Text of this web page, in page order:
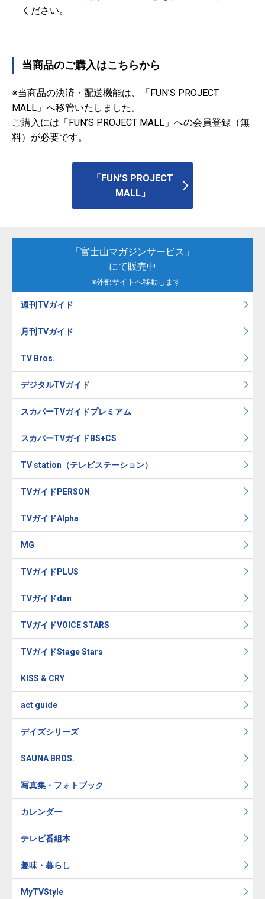
ください。
当商品のご購入はこちらから
※当商品の決済・配送機能は、「FUN’S PROJECT
MALL」へ移管いたしました。
ご購入には「FUN’S PROJECT MALL」への会員登録（無
料）が必要です。
「FUN’S PROJECT
MALL」
「富士山マガジンサービス」
にて販売中
※外部サイトへ移動します
週刊TVガイド
月刊TVガイド
TV Bros.
デジタルTVガイド
スカパーTVガイドプレミアム
スカパーTVガイドBS+CS
TV station（テレビステーション）
TVガイドPERSON
TVガイドAlpha
MG
TVガイドPLUS
TVガイドdan
TVガイドVOICE STARS
TVガイドStage Stars
KISS & CRY
act guide
デイズシリーズ
SAUNA BROS.
写真集・フォトブック
カレンダー
テレビ番組本
趣味・暮らし
MyTVStyle